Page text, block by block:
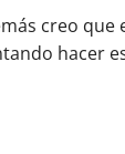
creo que
hacer